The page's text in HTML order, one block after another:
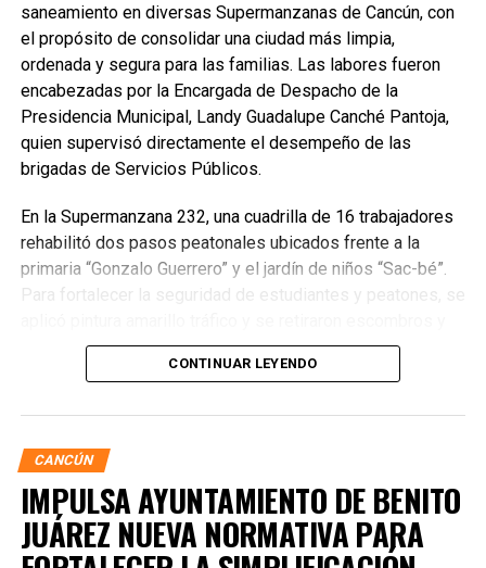
saneamiento en diversas Supermanzanas de Cancún, con
el propósito de consolidar una ciudad más limpia,
ordenada y segura para las familias. Las labores fueron
encabezadas por la Encargada de Despacho de la
Presidencia Municipal, Landy Guadalupe Canché Pantoja,
quien supervisó directamente el desempeño de las
brigadas de Servicios Públicos.
En la Supermanzana 232, una cuadrilla de 16 trabajadores
rehabilitó dos pasos peatonales ubicados frente a la
primaria “Gonzalo Guerrero” y el jardín de niños “Sac-bé”.
Para fortalecer la seguridad de estudiantes y peatones, se
residuos vegetales acumulados en la zona. Estas
acciones buscan garantizar entornos escolares más
CONTINUAR LEYENDO
CANCÚN
IMPULSA AYUNTAMIENTO DE BENITO
JUÁREZ NUEVA NORMATIVA PARA